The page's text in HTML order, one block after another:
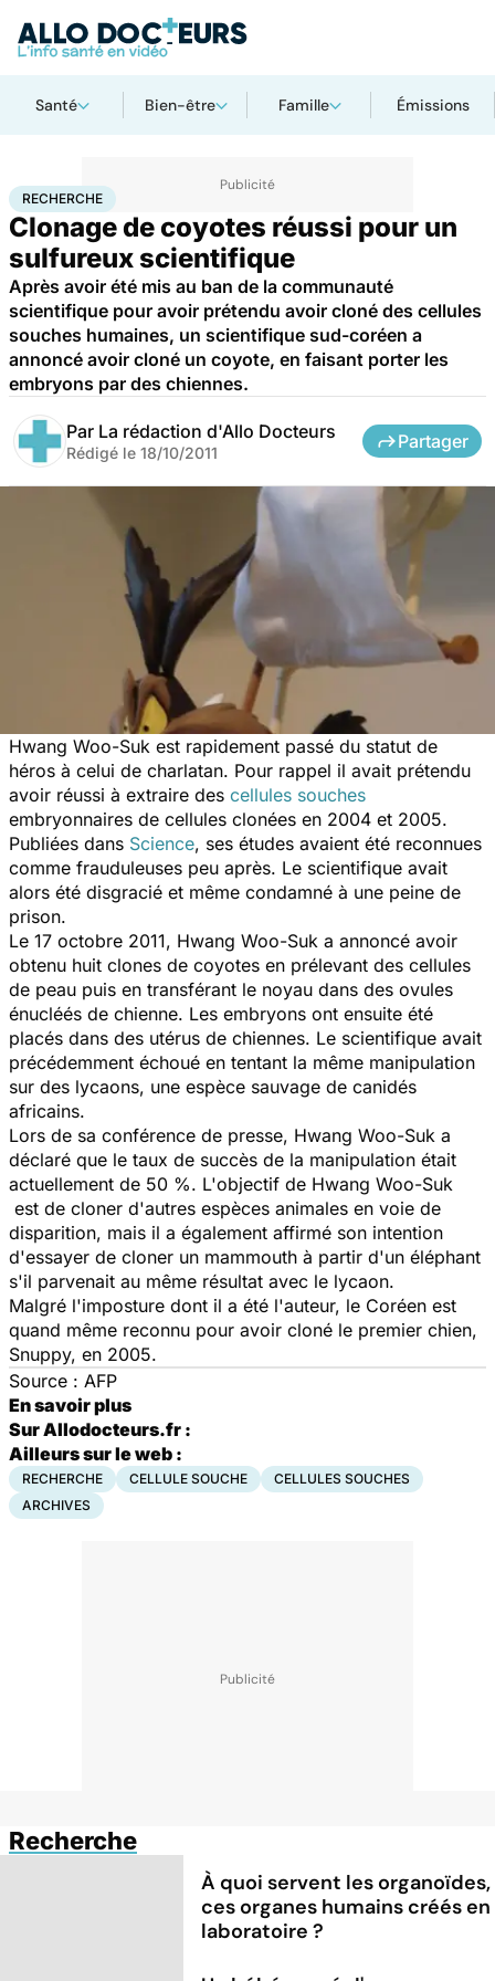
Santé Bien-être Famille Émissions
AccueilSantéMaladies Recherche
RECHERCHE
Clonage de coyotes réussi pour un
sulfureux scientifique
Après avoir été mis au ban de la communauté
scientifique pour avoir prétendu avoir cloné des cellules
souches humaines, un scientifique sud-coréen a
annoncé avoir cloné un coyote, en faisant porter les
embryons par des chiennes.
Par La rédaction d'Allo Docteurs
Rédigé le 18/10/2011
Partager
Hwang Woo-Suk est rapidement passé du statut de
héros à celui de charlatan. Pour rappel il avait prétendu
avoir réussi à extraire des cellules souches
embryonnaires de cellules clonées en 2004 et 2005.
Publiées dans Science, ses études avaient été reconnues
comme frauduleuses peu après. Le scientifique avait
alors été disgracié et même condamné à une peine de
prison.
Le 17 octobre 2011, Hwang Woo-Suk a annoncé avoir
obtenu huit clones de coyotes en prélevant des cellules
de peau puis en transférant le noyau dans des ovules
énucléés de chienne. Les embryons ont ensuite été
placés dans des utérus de chiennes. Le scientifique avait
précédemment échoué en tentant la même manipulation
sur des lycaons, une espèce sauvage de canidés
africains.
Lors de sa conférence de presse, Hwang Woo-Suk a
déclaré que le taux de succès de la manipulation était
actuellement de 50 %. L'objectif de Hwang Woo-Suk
est de cloner d'autres espèces animales en voie de
disparition, mais il a également affirmé son intention
d'essayer de cloner un mammouth à partir d'un éléphant
s'il parvenait au même résultat avec le lycaon.
Malgré l'imposture dont il a été l'auteur, le Coréen est
quand même reconnu pour avoir cloné le premier chien,
Snuppy, en 2005.
Source : AFP
En savoir plus
Sur Allodocteurs.fr :
Ailleurs sur le web :
RECHERCHE CELLULE SOUCHE
CELLULES SOUCHES
ARCHIVES
Recherche
À quoi servent les organoïdes,
ces organes humains créés en
laboratoire ?